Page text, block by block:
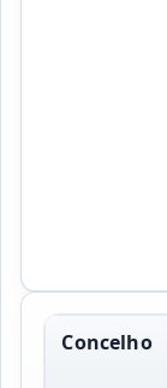
Concelho